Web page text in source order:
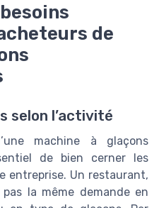
de
selon l’activité
machine à glaçons
de bien cerner les
entreprise. Un restaurant,
la même demande en